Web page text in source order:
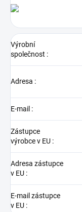
Výrobní
společnost :
Adresa :
E-mail :
Zástupce
výrobce v EU :
Adresa zástupce
v EU :
E-mail zástupce
v EU :